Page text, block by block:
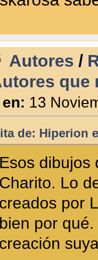
Autores /
que
en: 13
de: Hiperion
Esos dibujos
Charito. Lo
creados por
bien por
creación